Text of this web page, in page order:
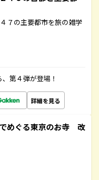
７の主要都市を旅の雑学
第４弾が登場！
詳細を見る
めぐる東京のお寺 改